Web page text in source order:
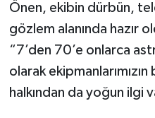
Önen, ekibin dürbün,
gözlem alanında hazır
“7’den 70’e onlarca
olarak
halkından da yoğun ilgi